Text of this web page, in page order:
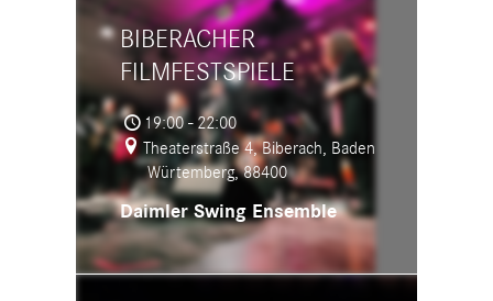
BIBERACHER
FILMFESTSPIELE
19:00 - 22:00
Theaterstraße 4, Biberach, Baden
Würtemberg, 88400
Daimler Swing Ensemble